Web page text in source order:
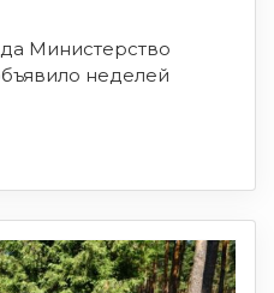
Министерство
неделей